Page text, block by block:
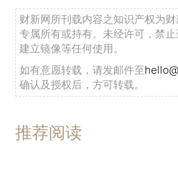
财新网所刊载内容之知识产权为
专属所有或持有。未经许可，禁
建立镜像等任何使用。
如有意愿转载，请发邮件至
确认及授权后，方可转载。
推荐阅读